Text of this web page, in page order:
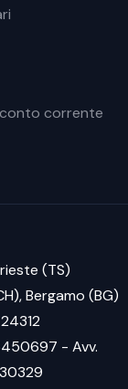
corrente
(TS)
Bergamo (BG)
- Avv.